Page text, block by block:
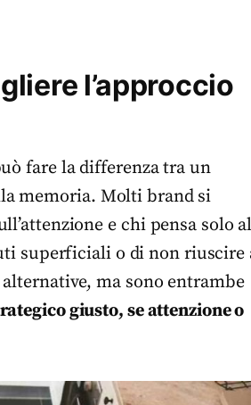
l’approccio
fare la differenza tra un
memoria. Molti brand si
e chi pensa solo
superficiali o di non riuscire
ma sono entrambe
giusto, se attenzione o